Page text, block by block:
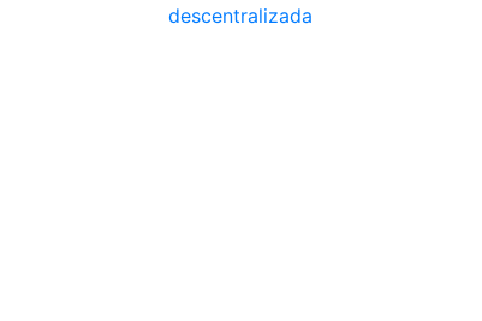
descentralizada